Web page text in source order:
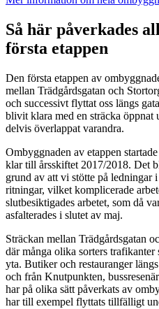
Så här påverkades
första etappen
Den första etappen av
mellan Trädgårdsgatan och
och successivt flyttat oss längs
blivit klara med en sträcka öppnat
delvis överlappat varandra.
Ombyggnaden av etappen
klar till årsskiftet 2017/2018. Det
grund av att vi stötte på ledningar
ritningar, vilket komplicerade
slutbesiktigades arbetet, som då
asfalterades i slutet av maj.
Sträckan mellan Trädgårdsgatan
där många olika sorters
yta. Butiker och restauranger
och från Knutpunkten,
har på olika sätt påverkats av
har till exempel flyttats tillfälligt